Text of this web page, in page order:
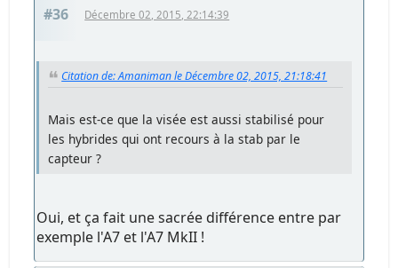
#36 Décembre 02, 2015, 22:14:39
Citation de: Amaniman le Décembre 02, 2015, 21:18:41
Mais est-ce que la visée est aussi stabilisé pour
les hybrides qui ont recours à la stab par le
capteur ?
Oui, et ça fait une sacrée différence entre par
exemple l'A7 et l'A7 MkII !